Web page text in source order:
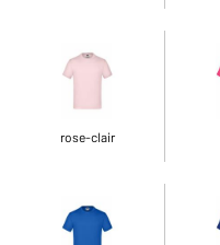
rose-clair